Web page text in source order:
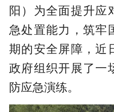
阳）为全面提升应
急处置能力，筑牢
期的安全屏障，近
政府组织开展了一
防应急演练。